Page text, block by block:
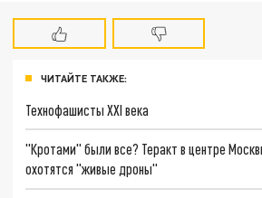
ЧИТАЙТЕ ТАКЖЕ:
Технофашисты XXI века
"Кротами" были все? Теракт в центре
охотятся "живые дроны"